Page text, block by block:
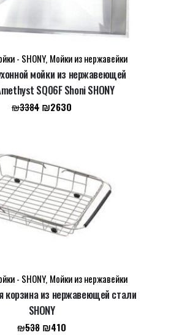
- SHONY, Мойки из нержавейки
мойки из нержавеющей
SQ06F Shoni SHONY
₪3384 Первоначальная
₪2630
- SHONY, Мойки из нержавейки
корзина из нержавеющей стали
SHONY
₪538 Первоначальная
₪410